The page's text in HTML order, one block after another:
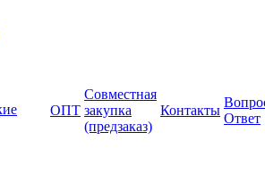
ОПТ
Совместная
закупка
(предзаказ)
Контакты
Ответ